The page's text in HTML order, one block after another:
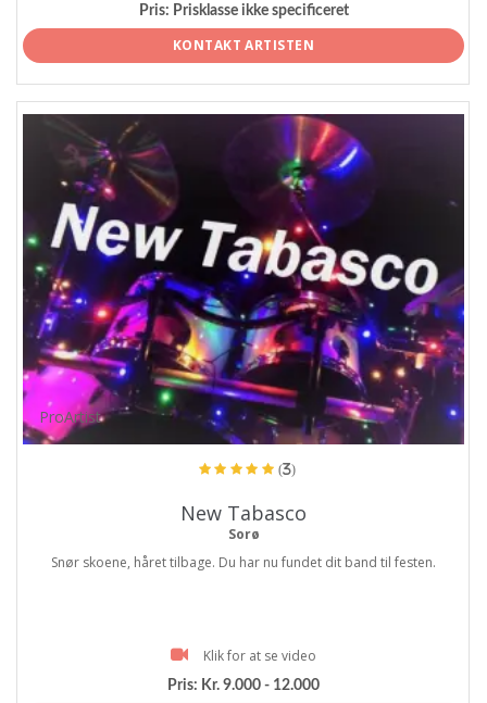
Pris: Prisklasse ikke specificeret
KONTAKT ARTISTEN
ProArtist
(3)
New Tabasco
Sorø
Snør skoene, håret tilbage. Du har nu fundet dit band til festen.
Klik for at se video
Pris: Kr. 9.000 - 12.000